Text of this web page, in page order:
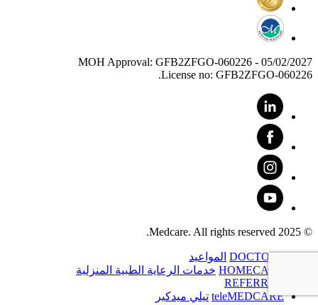
MOH Approval: GFB2ZFGO-060226 - 05/02/2027
License no: GFB2ZFGO-060226.
© 2025 Medcare. All rights reserved.
DOCTORS المواعيد
HOMECARE خدمات الرعاية الطبية المنزلية
REFERRAL
teleMEDCARE تيلي ميدكير